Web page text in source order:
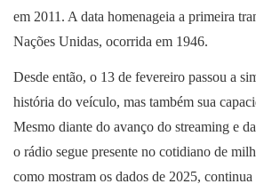
em 2011. A data homenageia a primeira
Nações Unidas, ocorrida em 1946.
Desde então, o 13 de fevereiro passou a
história do veículo, mas também sua
Mesmo diante do avanço do streaming e
o rádio segue presente no cotidiano de
como mostram os dados de 2025,